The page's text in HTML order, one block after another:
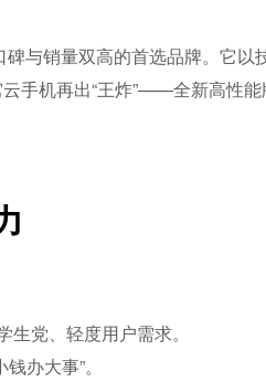
与销量双高的首选品牌。它以
手机再出“王炸”——全新高性
党、轻度用户需求。
办大事”。